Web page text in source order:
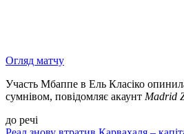
Огляд матчу
Участь Мбаппе в Ель Класіко
сумнівом, повідомляє акаунт Madrid
до речі